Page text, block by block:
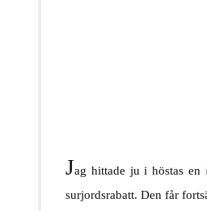
Jag hittade ju i höstas en
surjordsrabatt. Den får